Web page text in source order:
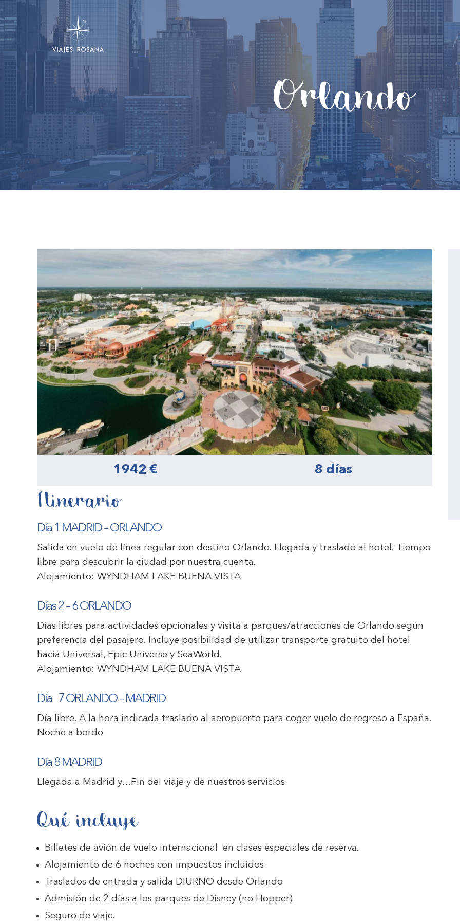
Orlando
1942 € 8 días
Itinerario
Día 1 MADRID – ORLANDO
Salida en vuelo de línea regular con destino Orlando. Llegada y traslado al hotel. Tiempo
libre para descubrir la ciudad por nuestra cuenta.
Alojamiento: WYNDHAM LAKE BUENA VISTA
Días 2 – 6 ORLANDO
Días libres para actividades opcionales y visita a parques/atracciones de Orlando según
preferencia del pasajero. Incluye posibilidad de utilizar transporte gratuito del hotel
hacia Universal, Epic Universe y SeaWorld.
Alojamiento: WYNDHAM LAKE BUENA VISTA
Día 7 ORLANDO – MADRID
Día libre. A la hora indicada traslado al aeropuerto para coger vuelo de regreso a España.
Noche a bordo
Día 8 MADRID
Llegada a Madrid y…Fin del viaje y de nuestros servicios
Qué incluye
Billetes de avión de vuelo internacional en clases especiales de reserva.
Alojamiento de 6 noches con impuestos incluidos
Traslados de entrada y salida DIURNO desde Orlando
Admisión de 2 días a los parques de Disney (no Hopper)
Seguro de viaje.